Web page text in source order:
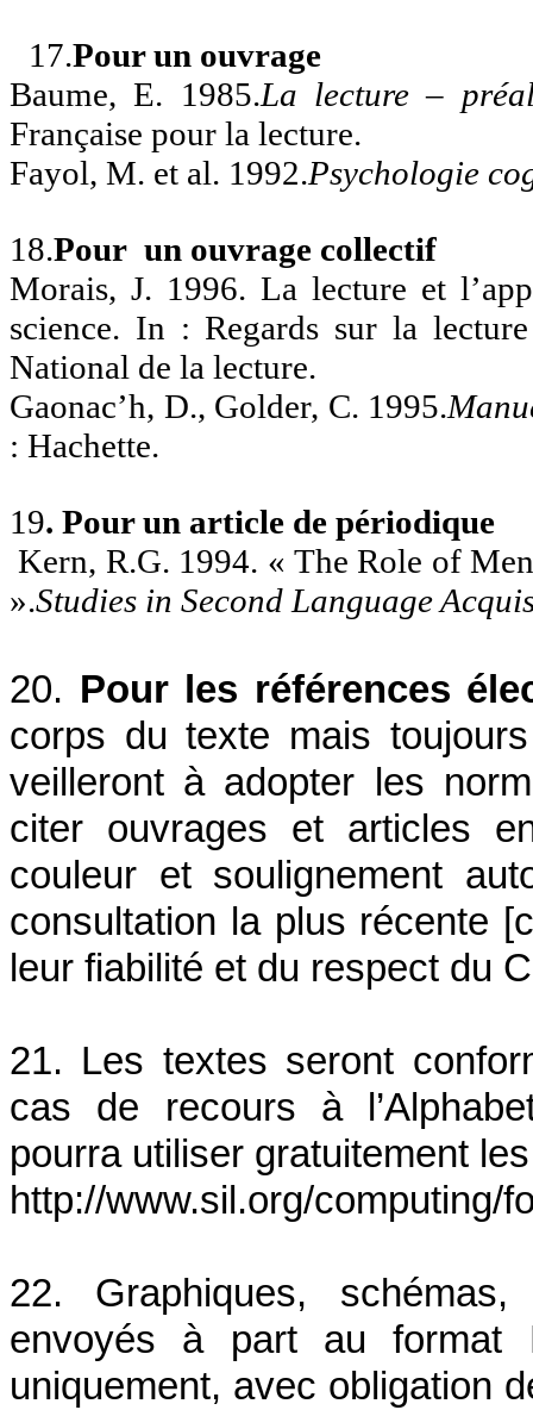
17.Pour un ouvrage
Baume, E. 1985.La lecture –
Française pour la lecture.
Fayol, M. et al. 1992.Psychologie
18.Pour un ouvrage collectif
Morais, J. 1996. La lecture et
science. In : Regards sur la
National de la lecture.
Gaonac’h, D., Golder, C. 1995.
: Hachette.
19. Pour un article de périodique
Kern, R.G. 1994. « The Role of
».Studies in Second Language
20. Pour les références
corps du texte mais
veilleront à adopter les
citer ouvrages et articles
couleur et soulignement
consultation la plus récente
leur fiabilité et du respect du
21. Les textes seront
cas de recours à
pourra utiliser gratuitement
http://www.sil.org/computing/
22. Graphiques,
envoyés à part au
uniquement, avec obligation